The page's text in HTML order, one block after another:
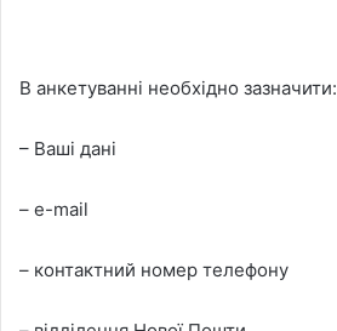
В анкетуванні необхідно зазначити:
– Ваші дані
– e-mail
– контактний номер телефону